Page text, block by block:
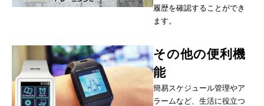
履歴を確認することができ
ます。
その他の便利機
能
簡易スケジュール管理やア
ラームなど、生活に役立つ